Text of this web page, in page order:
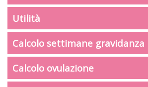
Utilità
Calcolo settimane gravidanza
Calcolo ovulazione